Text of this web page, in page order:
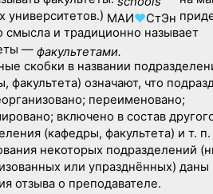
университетов.) МАИ♥СтЭн
смысла и традиционно называет
— факультетами.
скобки в названии
факультета) означают, что
переименовано;
включено в состав
(кафедры, факультета) и т. п.
некоторых подразделений
или упразднённых)
отзыва о преподавателе.